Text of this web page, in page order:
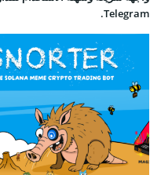
Telegram.